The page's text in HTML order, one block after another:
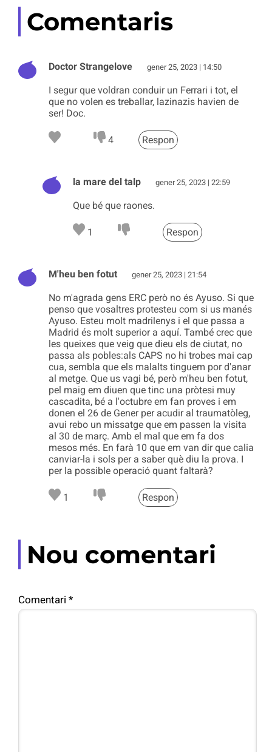
Comentaris
Doctor Strangelove gener 25, 2023 | 14:50
I segur que voldran conduir un Ferrari i tot, el
que no volen es treballar, lazinazis havien de
ser! Doc.
4 Respon
la mare del talp gener 25, 2023 | 22:59
Que bé que raones.
1 Respon
M'heu ben fotut gener 25, 2023 | 21:54
No m'agrada gens ERC però no és Ayuso. Si que
penso que vosaltres protesteu com si us manés
Ayuso. Esteu molt madrilenys i el que passa a
Madrid és molt superior a aquí. També crec que
les queixes que veig que dieu els de ciutat, no
passa als pobles:als CAPS no hi trobes mai cap
cua, sembla que els malalts tinguem por d'anar
al metge. Que us vagi bé, però m'heu ben fotut,
pel maig em diuen que tinc una pròtesi muy
cascadita, bé a l'octubre em fan proves i em
donen el 26 de Gener per acudir al traumatòleg,
avui rebo un missatge que em passen la visita
al 30 de març. Amb el mal que em fa dos
mesos més. En farà 10 que em van dir que calia
canviar-la i sols per a saber què diu la prova. I
per la possible operació quant faltarà?
1 Respon
Nou comentari
Comentari *